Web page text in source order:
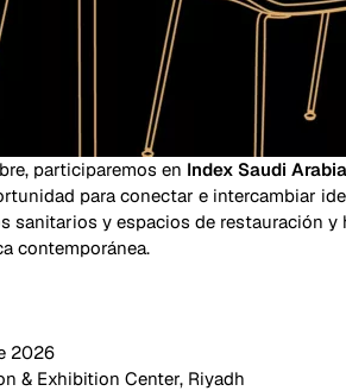
participaremos en Index Saudi Arabia
para conectar e intercambiar
sanitarios y espacios de restauración
contemporánea.
2026
& Exhibition Center, Riyadh